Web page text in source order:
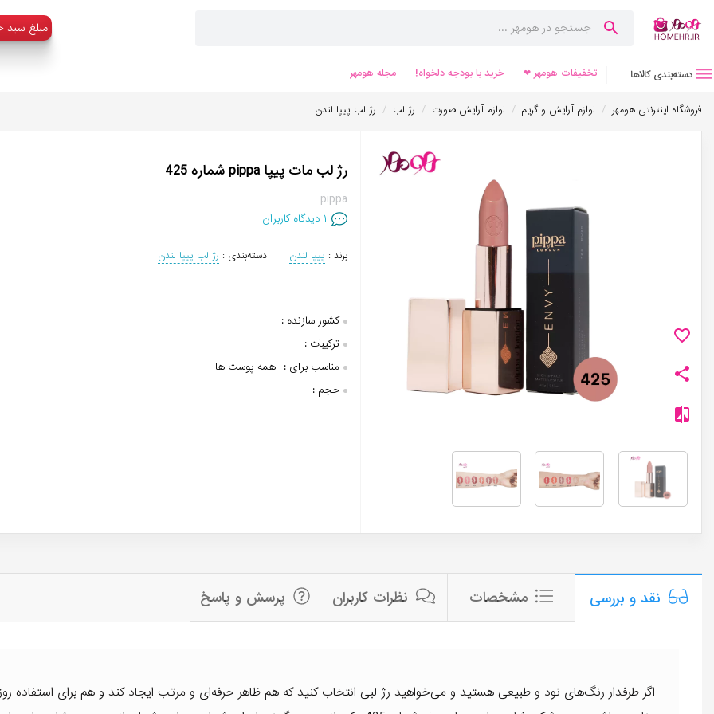
:مبلغ سبد
دسته‌بندی کالاها تخفیفات هومهر ❤ خرید با بودجه دلخواه! مجله هومهر
فروشگاه اینترنتی هومهر / لوازم آرایش و گریم / لوازم آرایش صورت / رژ لب / رژ لب پیپا لندن
رژ لب مات پیپا pippa شماره 425
pippa
۱ دیدگاه کاربران
برند : پیپا لندن دسته‌بندی : رژ لب پیپا لندن
کشور سازنده :
ترکیبات :
مناسب برای : همه پوست ها
حجم :
نقد و بررسی مشخصات نظرات کاربران پرسش و پاسخ
اگر طرفدار رنگ‌های نود و طبیعی هستید و می‌خواهید رژ لبی انتخاب کنید که هم ظاهر حرفه‌ای و مرتب ایجاد کند و هم برای استفاده